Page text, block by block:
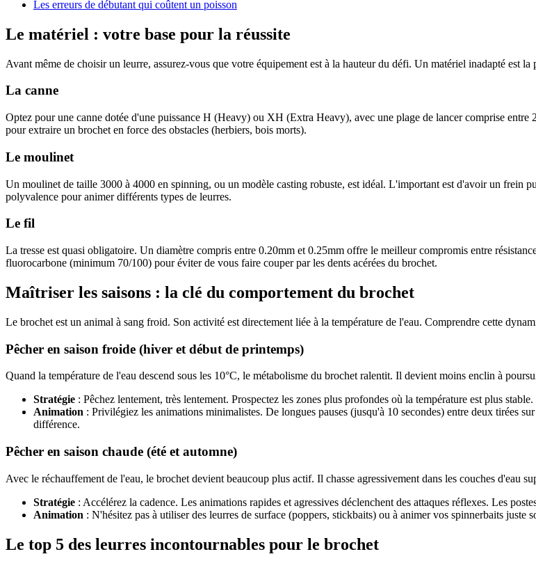
Les erreurs de débutant qui coûtent un poisson
Le matériel : votre base pour la réussite
Avant même de choisir un leurre, assurez-vous que votre équipement est à la hauteur du défi. Un matériel inadapté est la
La canne
Optez pour une canne dotée d'une puissance H (Heavy) ou XH (Extra Heavy), avec une plage de lancer comprise
pour extraire un brochet en force des obstacles (herbiers, bois morts).
Le moulinet
Un moulinet de taille 3000 à 4000 en spinning, ou un modèle casting robuste, est idéal. L'important est d'avoir un frein
polyvalence pour animer différents types de leurres.
Le fil
La tresse est quasi obligatoire. Un diamètre compris entre 0.20mm et 0.25mm offre le meilleur compromis entre
fluorocarbone (minimum 70/100) pour éviter de vous faire couper par les dents acérées du brochet.
Maîtriser les saisons : la clé du comportement du brochet
Le brochet est un animal à sang froid. Son activité est directement liée à la température de l'eau. Comprendre cette
Pêcher en saison froide (hiver et début de printemps)
Quand la température de l'eau descend sous les 10°C, le métabolisme du brochet ralentit. Il devient moins enclin à
Stratégie : Pêchez lentement, très lentement. Prospectez les zones plus profondes où la température est plus stable.
Animation : Privilégiez les animations minimalistes. De longues pauses (jusqu'à 10 secondes) entre deux tirées
différence.
Pêcher en saison chaude (été et automne)
Avec le réchauffement de l'eau, le brochet devient beaucoup plus actif. Il chasse agressivement dans les couches d'eau
Stratégie : Accélérez la cadence. Les animations rapides et agressives déclenchent des attaques réflexes. Les
Animation : N'hésitez pas à utiliser des leurres de surface (poppers, stickbaits) ou à animer vos spinnerbaits juste
Le top 5 des leurres incontournables pour le brochet